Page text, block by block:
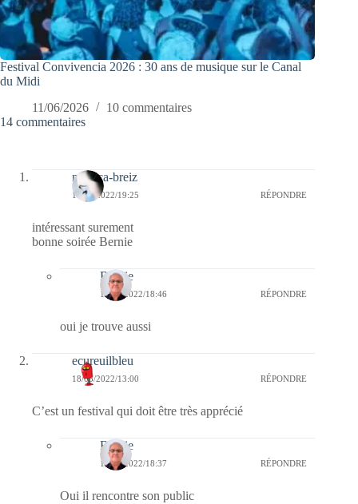
Festival Convivencia 2026 : 30 ans de musique sur le Canal
du Midi
11/06/2026
10 commentaires
14 commentaires
monica-breiz
18/05/2022/19:25 RÉPONDRE
intéressant surement
bonne soirée Bernie
Bernie
19/05/2022/18:46 RÉPONDRE
oui je trouve aussi
ecureuilbleu
18/05/2022/13:00 RÉPONDRE
C’est un festival qui doit être très apprécié
Bernie
18/05/2022/18:37 RÉPONDRE
Oui il rencontre son public